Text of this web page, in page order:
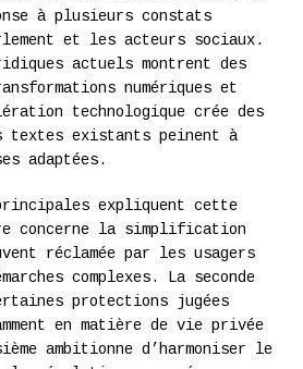
à plusieurs constats
et les acteurs sociaux.
actuels montrent des
numériques et
technologique crée des
textes existants peinent à
adaptées.
expliquent cette
concerne la simplification
réclamée par les usagers
complexes. La seconde
protections jugées
en matière de vie privée
ambitionne d’harmoniser le